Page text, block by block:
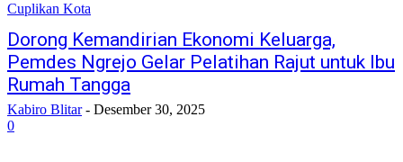
Cuplikan Kota
Dorong Kemandirian Ekonomi Keluarga,
Pemdes Ngrejo Gelar Pelatihan Rajut untuk Ibu
Rumah Tangga
Kabiro Blitar - Desember 30, 2025
0